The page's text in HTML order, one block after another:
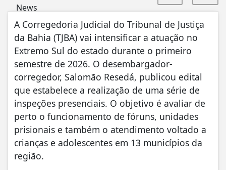
A Corregedoria Judicial do Tribunal de Justiça
da Bahia (TJBA) vai intensificar a atuação no
Extremo Sul do estado durante o primeiro
semestre de 2026. O desembargador-
corregedor, Salomão Resedá, publicou edital
que estabelece a realização de uma série de
inspeções presenciais. O objetivo é avaliar de
perto o funcionamento de fóruns, unidades
prisionais e também o atendimento voltado a
crianças e adolescentes em 13 municípios da
região.